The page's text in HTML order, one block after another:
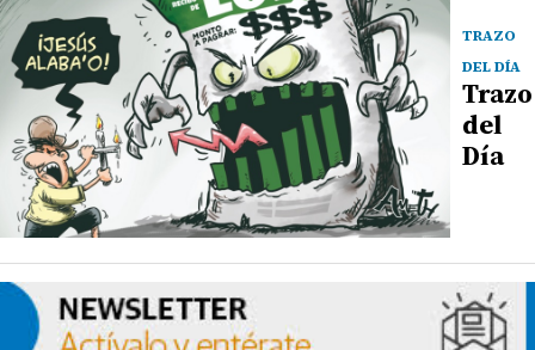
TRAZO
DEL DÍA
Trazo
del
Día